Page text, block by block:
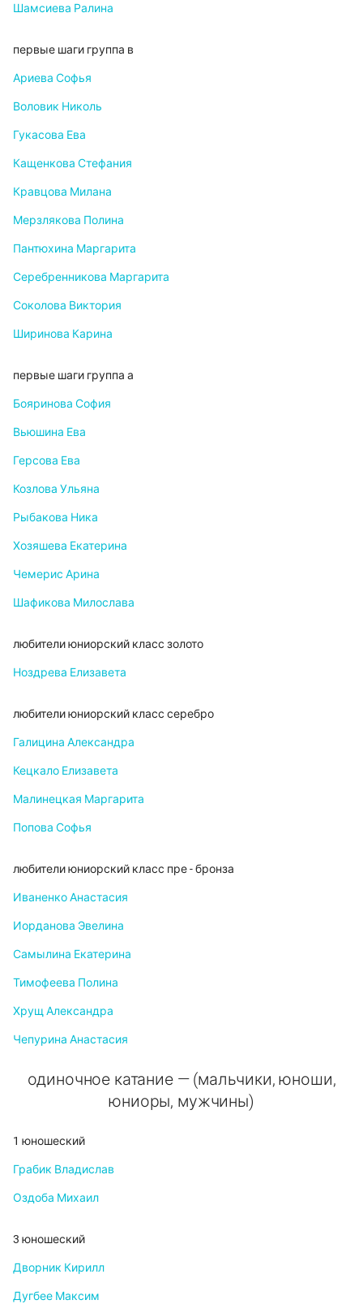
Шамсиева Ралина
первые шаги группа в
Ариева Софья
Воловик Николь
Гукасова Ева
Кащенкова Стефания
Кравцова Милана
Мерзлякова Полина
Пантюхина Маргарита
Серебренникова Маргарита
Соколова Виктория
Ширинова Карина
первые шаги группа а
Бояринова София
Вьюшина Ева
Герсова Ева
Козлова Ульяна
Рыбакова Ника
Хозяшева Екатерина
Чемерис Арина
Шафикова Милослава
любители юниорский класс золото
Ноздрева Елизавета
любители юниорский класс серебро
Галицина Александра
Кецкало Елизавета
Малинецкая Маргарита
Попова Софья
любители юниорский класс пре - бронза
Иваненко Анастасия
Иорданова Эвелина
Самылина Екатерина
Тимофеева Полина
Хрущ Александра
Чепурина Анастасия
одиночное катание — (мальчики, юноши,
юниоры, мужчины)
1 юношеский
Грабик Владислав
Оздоба Михаил
3 юношеский
Дворник Кирилл
Дугбее Максим